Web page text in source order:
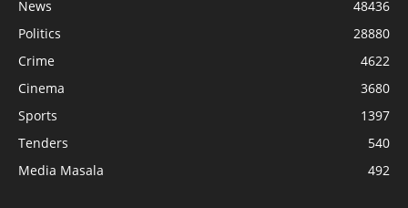
News
48436
Politics
28880
Crime
4622
Cinema
3680
Sports
1397
Tenders
540
Media Masala
492